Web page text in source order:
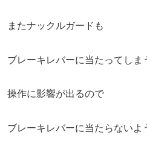
またナックルガードも
ブレーキレバーに当たってしま
操作に影響が出るので
ブレーキレバーに当たらないよ